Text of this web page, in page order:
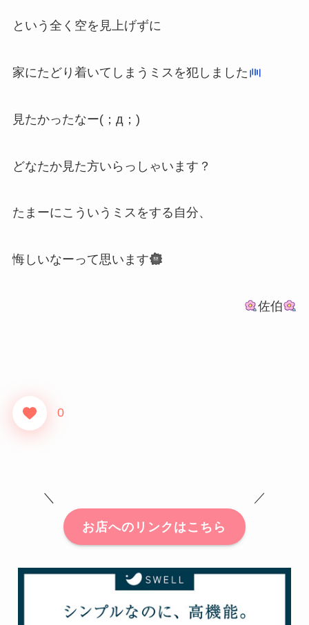
という全く空を見上げずに
家にたどり着いてしまうミスを犯しました
見たかったなー(；д；)
どなたか見た方いらっしゃいます？
たまーにこういうミスをする自分、
悔しいなーって思います
佐伯
0
＼ ／
お店へのリンクはこちら